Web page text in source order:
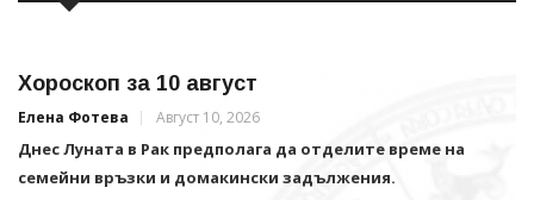
Хороскоп за 10 август
Елена Фотева Август 10, 2026
Днес Луната в Рак предполага да отделите време на
семейни връзки и домакински задължения.